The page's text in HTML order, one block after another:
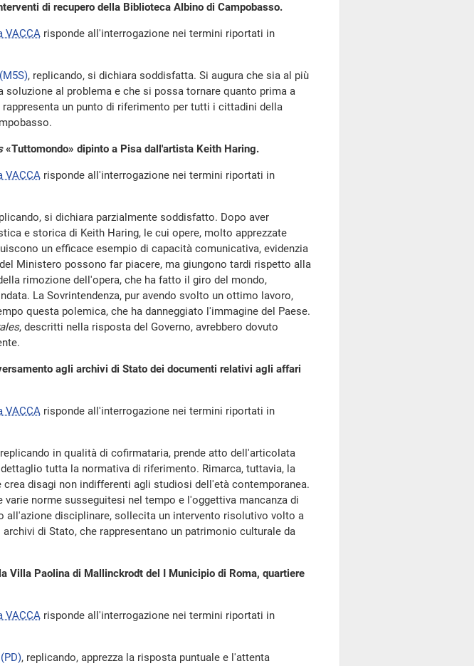
di recupero della Biblioteca Albino di Campobasso.
VACCA risponde all'interrogazione nei termini riportati in
(M5S), replicando, si dichiara soddisfatta. Si augura che sia al più
soluzione al problema e che si possa tornare quanto prima a
un punto di riferimento per tutti i cittadini della
«Tuttomondo» dipinto a Pisa dall'artista Keith Haring.
VACCA risponde all'interrogazione nei termini riportati in
si dichiara parzialmente soddisfatto. Dopo aver
e storica di Keith Haring, le cui opere, molto apprezzate
un efficace esempio di capacità comunicativa, evidenzia
Ministero possono far piacere, ma giungono tardi rispetto alla
rimozione dell'opera, che ha fatto il giro del mondo,
La Sovrintendenza, pur avendo svolto un ottimo lavoro,
questa polemica, che ha danneggiato l'immagine del Paese.
, descritti nella risposta del Governo, avrebbero dovuto
agli archivi di Stato dei documenti relativi agli affari
VACCA risponde all'interrogazione nei termini riportati in
in qualità di cofirmataria, prende atto dell'articolata
tutta la normativa di riferimento. Rimarca, tuttavia, la
crea disagi non indifferenti agli studiosi dell'età contemporanea.
norme susseguitesi nel tempo e l'oggettiva mancanza di
all'azione disciplinare, sollecita un intervento risolutivo volto a
di Stato, che rappresentano un patrimonio culturale da
Villa Paolina di Mallinckrodt del I Municipio di Roma, quartiere
VACCA risponde all'interrogazione nei termini riportati in
(PD), replicando, apprezza la risposta puntuale e l'attenta